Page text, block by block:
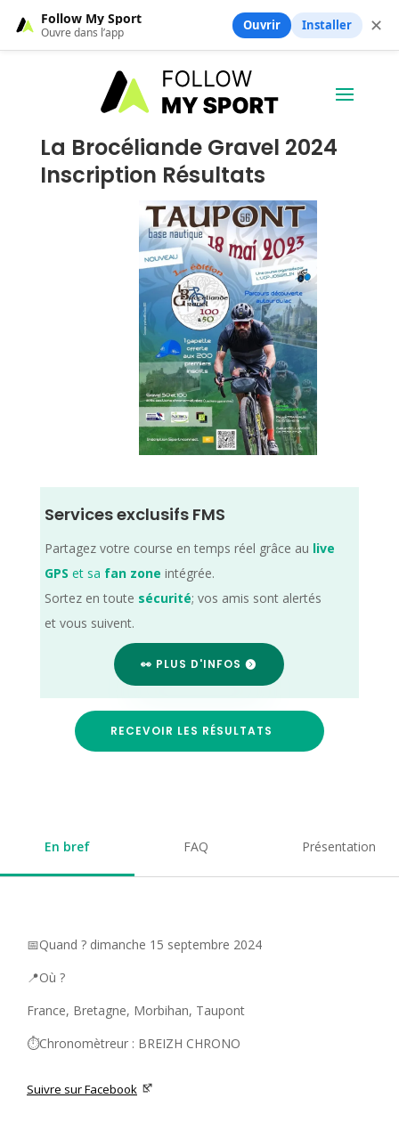
La Brocéliande Gravel 2024
Inscription Résultats
Services exclusifs FMS
Partagez votre course en temps réel grâce au live
GPS et sa fan zone intégrée.
Sortez en toute sécurité; vos amis sont alertés
et vous suivent.
👀 PLUS D'INFOS
RECEVOIR LES RÉSULTATS
En bref FAQ Présentation
📅Quand ? dimanche 15 septembre 2024
📍Où ?
France, Bretagne, Morbihan, Taupont
⏱️Chronomètreur : BREIZH CHRONO
Suivre sur Facebook
Follow My Sport
Ouvre dans l’app Ouvrir Installer ✕